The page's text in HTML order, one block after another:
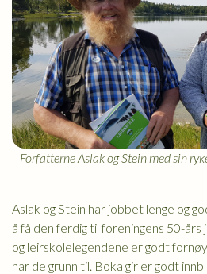
Forfatterne Aslak og Stein med sin
Aslak og Stein har jobbet lenge og
å få den ferdig til foreningens 50-års
og leirskolelegendene er godt
har de grunn til. Boka gir er godt